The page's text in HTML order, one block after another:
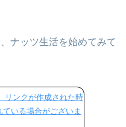
ナッツ生活を始めてみて